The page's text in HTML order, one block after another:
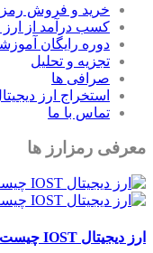
خرید و فروش
کسب درآمد از ارز
دوره رایگان
تجزیه و تحلیل
صرافی ها
استخراج ارز
تماس با ما
معرفی رمزارز ها
ارز دیجیتال IOST چیست؟ معرفی توکن آی او اس تی